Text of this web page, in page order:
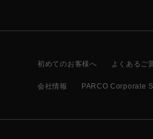
初めてのお客様へ よくあるご
会社情報 PARCO Corporate